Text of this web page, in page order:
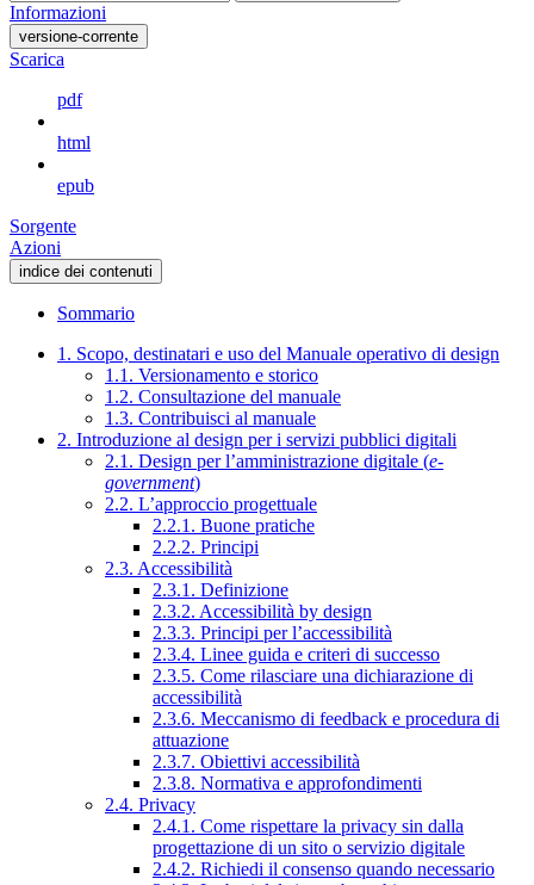
Informazioni
versione-corrente
Scarica
pdf
html
epub
Sorgente
Azioni
indice dei contenuti
Sommario
1. Scopo, destinatari e uso del Manuale operativo di design
1.1. Versionamento e storico
1.2. Consultazione del manuale
1.3. Contribuisci al manuale
2. Introduzione al design per i servizi pubblici digitali
2.1. Design per l’amministrazione digitale (e-
government)
2.2. L’approccio progettuale
2.2.1. Buone pratiche
2.2.2. Principi
2.3. Accessibilità
2.3.1. Definizione
2.3.2. Accessibilità by design
2.3.3. Principi per l’accessibilità
2.3.4. Linee guida e criteri di successo
2.3.5. Come rilasciare una dichiarazione di
accessibilità
2.3.6. Meccanismo di feedback e procedura di
attuazione
2.3.7. Obiettivi accessibilità
2.3.8. Normativa e approfondimenti
2.4. Privacy
2.4.1. Come rispettare la privacy sin dalla
progettazione di un sito o servizio digitale
2.4.2. Richiedi il consenso quando necessario